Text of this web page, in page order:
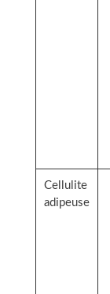
Cellulite
adipeuse